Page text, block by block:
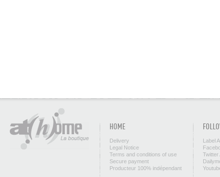
HOME
Delivery
Legal Notice
Terms and conditions of use
Secure payment
Producteur 100% indépendant
Label
Twitter